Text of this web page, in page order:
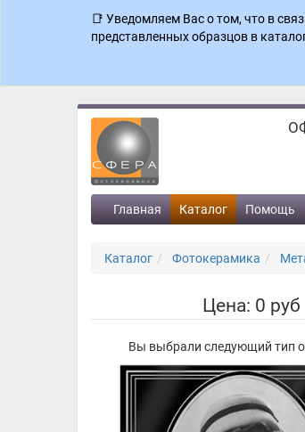
📑 Уведомляем Вас о том, что в
представленных образцов в
Главная Каталог Помощь
Каталог Фотокерамика
Цена: 0 руб
Вы выбрали следующий тип